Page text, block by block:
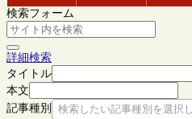
検索フォーム
詳細検索
タイトル
本文
記事種別
検索したい記事種別を選択